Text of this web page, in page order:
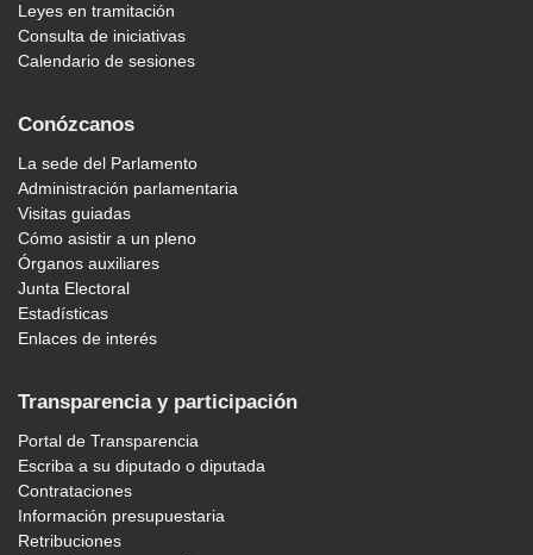
Leyes en tramitación
Consulta de iniciativas
Calendario de sesiones
Conózcanos
La sede del Parlamento
Administración parlamentaria
Visitas guiadas
Cómo asistir a un pleno
Órganos auxiliares
Junta Electoral
Estadísticas
Enlaces de interés
Transparencia y participación
Portal de Transparencia
Escriba a su diputado o diputada
Contrataciones
Información presupuestaria
Retribuciones